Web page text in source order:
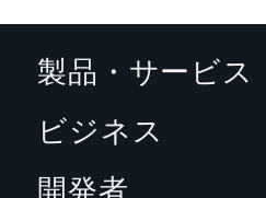
製品・サービス
ビジネス
開発者